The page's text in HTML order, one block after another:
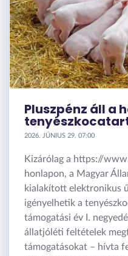
Pluszpénz áll a
2026. JÚNIUS 29. 07:00
Kizárólag a https://
honlapon, a Magyar
kialakított elektronikus
igényelhetik a
támogatási év I.
állatjóléti feltételek
támogatásokat – hívta